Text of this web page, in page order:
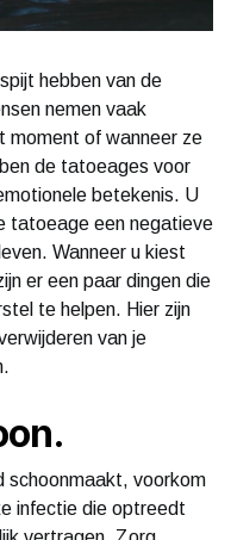
hebben van de
nemen vaak
moment of wanneer ze
de tatoeages voor
betekenis. U
tatoeage een negatieve
Wanneer u kiest
er een paar dingen die
te helpen. Hier zijn
van je
schoonmaakt, voorkom
infectie die optreedt